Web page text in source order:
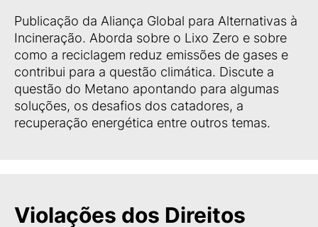
Publicação da Aliança Global para Alternativas à
Incineração. Aborda sobre o Lixo Zero e sobre
como a reciclagem reduz emissões de gases e
contribui para a questão climática. Discute a
questão do Metano apontando para algumas
soluções, os desafios dos catadores, a
recuperação energética entre outros temas.
Violações dos Direitos